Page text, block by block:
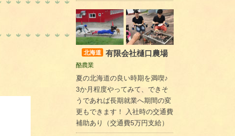
北海道 有限会社樋口農場
酪農業
夏の北海道の良い時期を満喫♪
3か月程度やってみて、できそ
うであれば長期就業へ期間の変
更もできます！ 入社時の交通費
補助あり（交通費5万円支給）